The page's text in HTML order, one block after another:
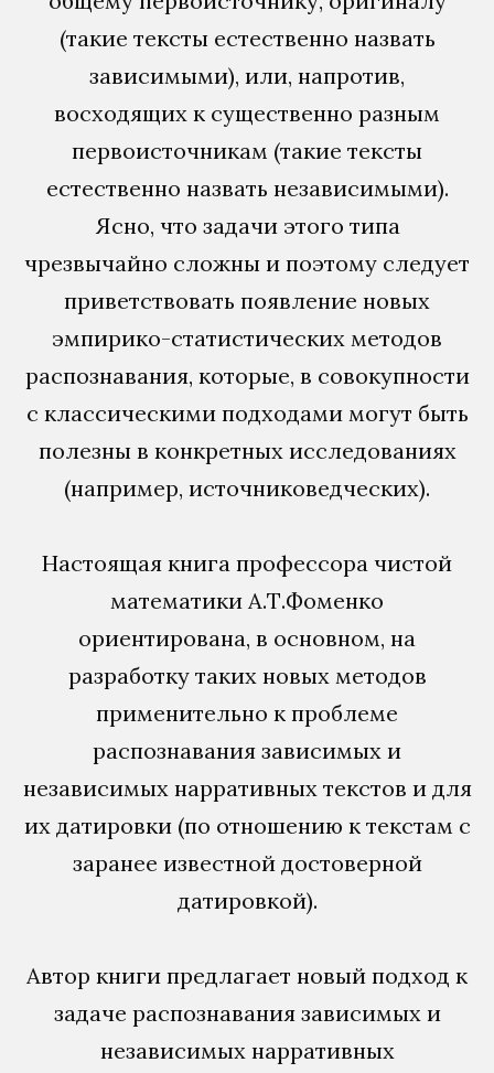
(такие тексты естественно назвать
зависимыми), или, напротив,
восходящих к существенно разным
первоисточникам (такие тексты
естественно назвать независимыми).
Ясно, что задачи этого типа
чрезвычайно сложны и поэтому следует
приветствовать появление новых
эмпирико-статистических методов
распознавания, которые, в совокупности
с классическими подходами могут быть
полезны в конкретных исследованиях
(например, источниковедческих).
Настоящая книга профессора чистой
математики А.Т.Фоменко
ориентирована, в основном, на
разработку таких новых методов
применительно к проблеме
распознавания зависимых и
независимых нарративных текстов и для
их датировки (по отношению к текстам с
заранее известной достоверной
датировкой).
Автор книги предлагает новый подход к
задаче распознавания зависимых и
независимых нарративных